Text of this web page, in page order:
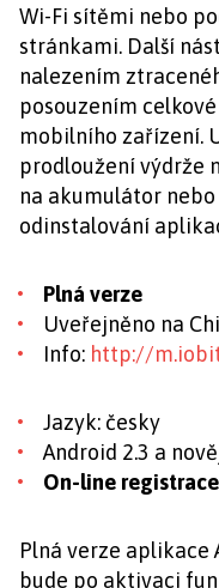
Wi-Fi sítěmi nebo
stránkami. Další
nalezením
posouzením
mobilního zařízení.
prodloužení výdrže
na akumulátor
odinstalování
Plná verze
Uveřejněno na
Info: http://
Jazyk: česky
Android 2.3 a
On-line registrace
Plná verze aplikace
bude po aktivaci